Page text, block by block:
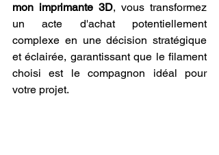
mon imprimante 3D, vous transformez
un acte d'achat potentiellement
complexe en une décision stratégique
et éclairée, garantissant que le filament
choisi est le compagnon idéal pour
votre projet.